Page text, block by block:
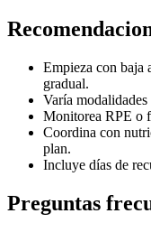
Empieza con baja
gradual.
Varía
Monitorea RPE o
Coordina con
plan.
Incluye días de
Preguntas